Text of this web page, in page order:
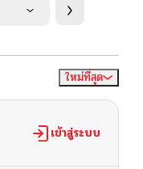
ใหม่ที่สุด
เข้าสู่ระบบ